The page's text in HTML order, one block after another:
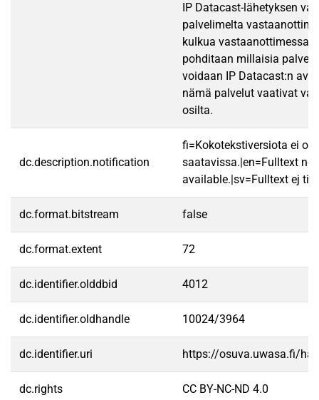
IP Datacast-lähetyksen
palvelimelta
kulkua vastaanottimessa.
pohditaan millaisia
voidaan IP Datacast:n
nämä palvelut vaativat
osilta.
dc.description.notification
fi=Kokotekstiversiota ei ole
saatavissa.|en=Fulltext not
available.|sv=Fulltext ej
dc.format.bitstream false
dc.format.extent 72
dc.identifier.olddbid 4012
dc.identifier.oldhandle 10024/3964
dc.identifier.uri https://osuva.uwasa.fi/
dc.rights CC BY-NC-ND 4.0